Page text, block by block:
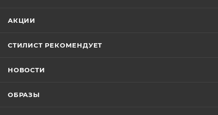
АКЦИИ
СТИЛИСТ РЕКОМЕНДУЕТ
НОВОСТИ
ОБРАЗЫ